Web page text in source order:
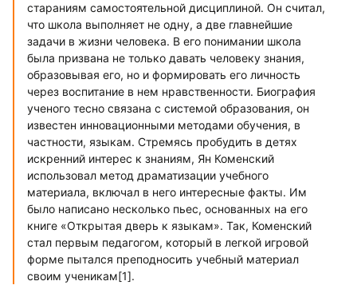
стараниям самостоятельной дисциплиной. Он считал,
что школа выполняет не одну, а две главнейшие
задачи в жизни человека. В его понимании школа
была призвана не только давать человеку знания,
образовывая его, но и формировать его личность
через воспитание в нем нравственности. Биография
ученого тесно связана с системой образования, он
известен инновационными методами обучения, в
частности, языкам. Стремясь пробудить в детях
искренний интерес к знаниям, Ян Коменский
использовал метод драматизации учебного
материала, включал в него интересные факты. Им
было написано несколько пьес, основанных на его
книге «Открытая дверь к языкам». Так, Коменский
стал первым педагогом, который в легкой игровой
форме пытался преподносить учебный материал
своим ученикам[1].